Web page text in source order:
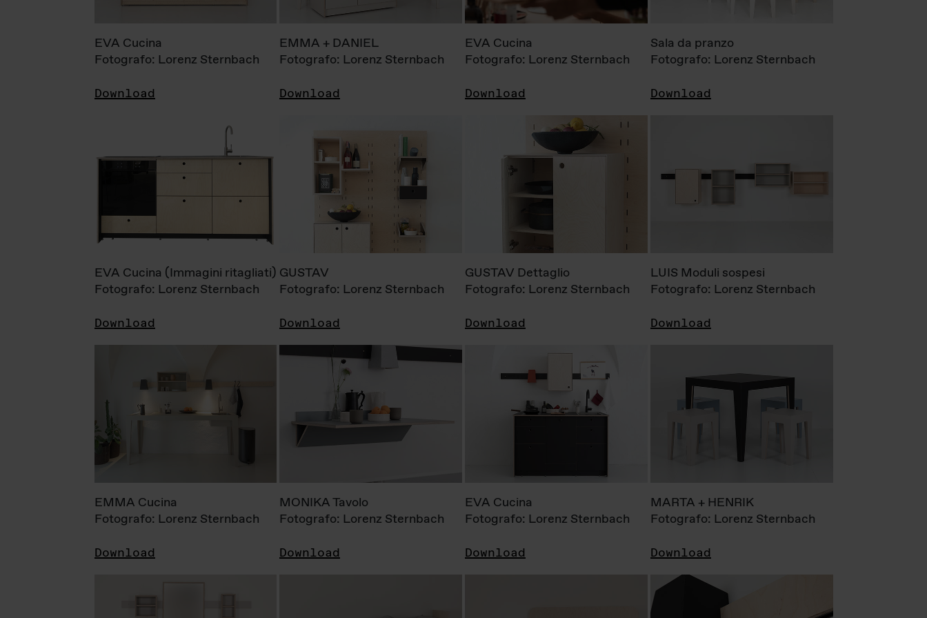
EVA Cucina
Fotografo: Lorenz Sternbach
Download
EMMA + DANIEL
Fotografo: Lorenz Sternbach
Download
EVA Cucina
Fotografo: Lorenz Sternbach
Download
Sala da pranzo
Fotografo: Lorenz Sternbach
Download
EVA Cucina (Immagini ritagliati)
Fotografo: Lorenz Sternbach
Download
GUSTAV
Fotografo: Lorenz Sternbach
Download
GUSTAV Dettaglio
Fotografo: Lorenz Sternbach
Download
LUIS Moduli sospesi
Fotografo: Lorenz Sternbach
Download
EMMA Cucina
Fotografo: Lorenz Sternbach
Download
MONIKA Tavolo
Fotografo: Lorenz Sternbach
Download
EVA Cucina
Fotografo: Lorenz Sternbach
Download
MARTA + HENRIK
Fotografo: Lorenz Sternbach
Download